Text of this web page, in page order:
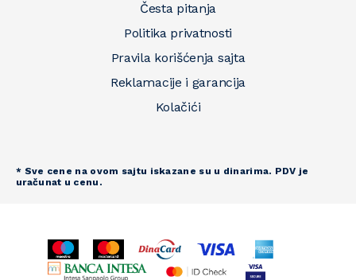
Česta pitanja
Politika privatnosti
Pravila korišćenja sajta
Reklamacije i garancija
Kolačići
* Sve cene na ovom sajtu iskazane su u dinarima. PDV je
uračunat u cenu.